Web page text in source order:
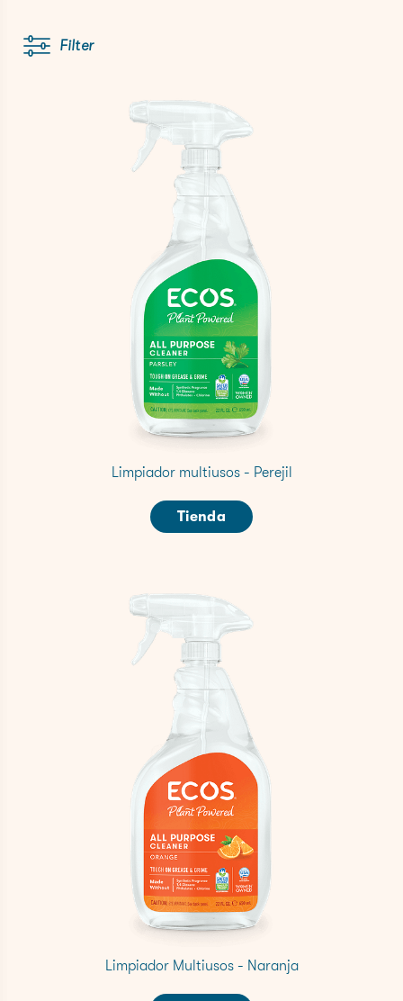
Filter
Limpiador multiusos - Perejil
Tienda
Limpiador Multiusos - Naranja